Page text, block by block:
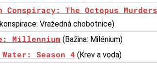
Conspiracy: The Octopus
Vražedná chobotnice)
Millennium (Bažina: Milénium)
Season 4 (Krev a voda)